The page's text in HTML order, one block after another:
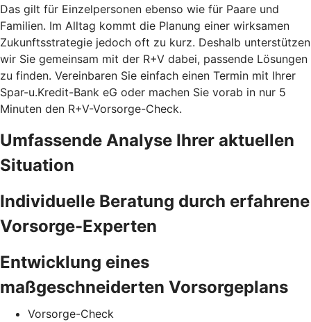
Das gilt für Einzelpersonen ebenso wie für Paare und
Familien. Im Alltag kommt die Planung einer wirksamen
Zukunftsstrategie jedoch oft zu kurz. Deshalb unterstützen
wir Sie gemeinsam mit der R+V dabei, passende Lösungen
zu finden. Vereinbaren Sie einfach einen Termin mit Ihrer
Spar-u.Kredit-Bank eG oder machen Sie vorab in nur 5
Minuten den R+V-Vorsorge-Check.
Umfassende Analyse Ihrer aktuellen
Situation
Individuelle Beratung durch erfahrene
Vorsorge-Experten
Entwicklung eines
maßgeschneiderten Vorsorgeplans
Vorsorge-Check